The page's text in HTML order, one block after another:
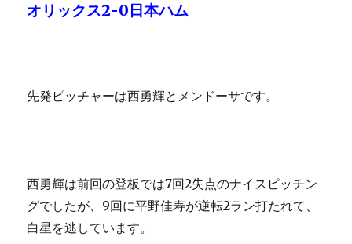
オリックス2-0日本ハム
先発ピッチャーは西勇輝とメンドーサです。
西勇輝は前回の登板では7回2失点のナイスピッチン
グでしたが、9回に平野佳寿が逆転2ラン打たれて、
白星を逃しています。